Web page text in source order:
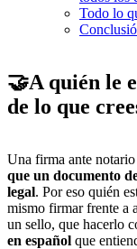
Todo lo
🤝A quién le
de lo que
Una firma ante
que un documento
legal. Por eso quién
mismo firmar frente a
un sello, que hacerlo
en español que